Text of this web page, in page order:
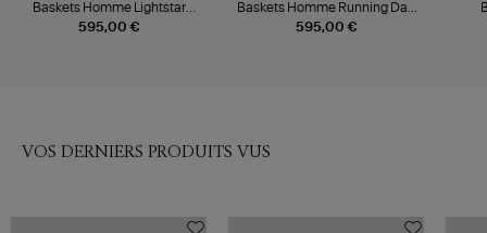
595,00 €
Baskets Homme Lightstar
Blanc Doré
595,00 €
Baskets Homme Running Dad
White/Silver
VOS DERNIERS PRODUITS VUS